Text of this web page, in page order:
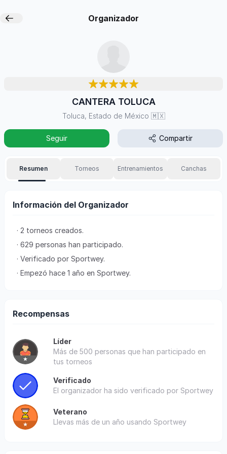
Organizador
CANTERA TOLUCA
Toluca, Estado de México 🇲🇽
Seguir Compartir
Resumen Torneos Entrenamientos Canchas
Información del Organizador
· 2 torneos creados.
· 629 personas han participado.
· Verificado por Sportwey.
· Empezó hace 1 año en Sportwey.
Recompensas
Líder
Más de 500 personas que han participado en
tus torneos
Verificado
El organizador ha sido verificado por Sportwey
Veterano
Llevas más de un año usando Sportwey